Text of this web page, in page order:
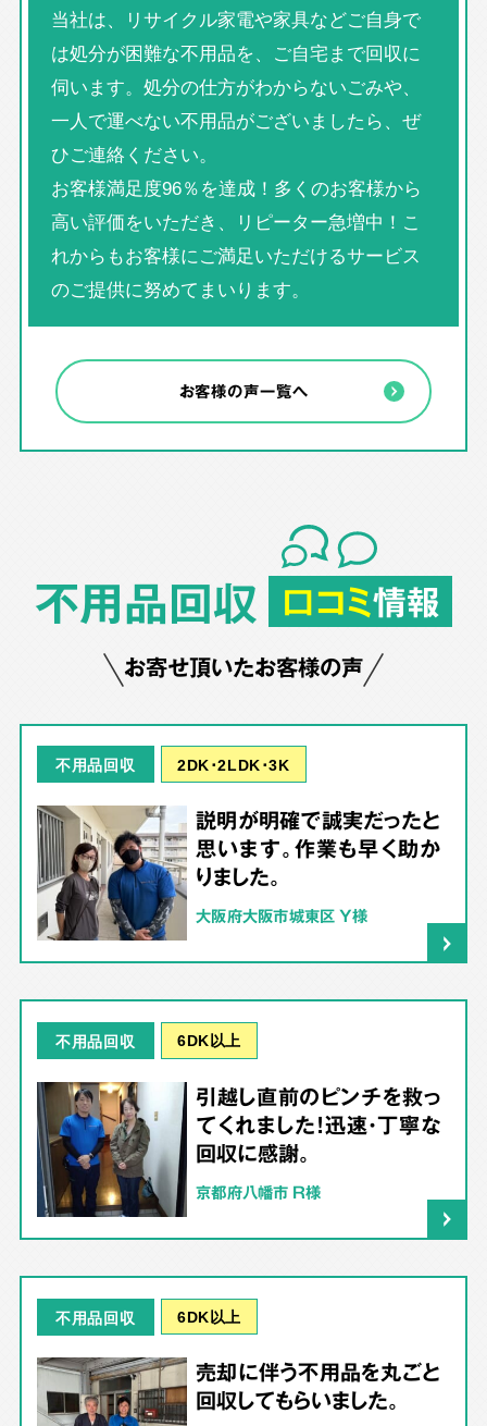
当社は、リサイクル家電や家具などご自身で
は処分が困難な不用品を、ご自宅まで回収に
伺います。処分の仕方がわからないごみや、
一人で運べない不用品がございましたら、ぜ
ひご連絡ください。
お客様満足度96％を達成！多くのお客様から
高い評価をいただき、リピーター急増中！こ
れからもお客様にご満足いただけるサービス
のご提供に努めてまいります。
お客様の声一覧へ
不用品回収 口コミ情報
お寄せ頂いたお客様の声
不用品回収 2DK･2LDK･3K
説明が明確で誠実だったと
思います。作業も早く助か
りました。
大阪府大阪市城東区 Y様
不用品回収 6DK以上
引越し直前のピンチを救っ
てくれました！迅速・丁寧な
回収に感謝。
京都府八幡市 R様
不用品回収 6DK以上
売却に伴う不用品を丸ごと
回収してもらいました。